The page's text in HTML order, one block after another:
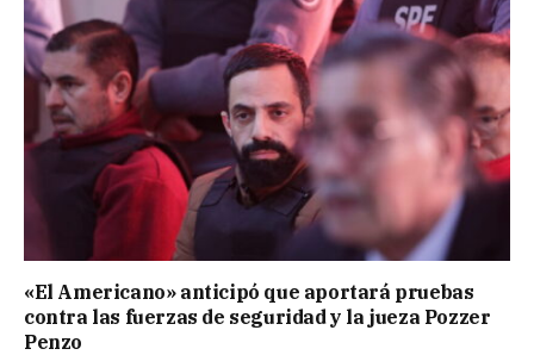
«El Americano» anticipó que aportará pruebas
contra las fuerzas de seguridad y la jueza Pozzer
Penzo